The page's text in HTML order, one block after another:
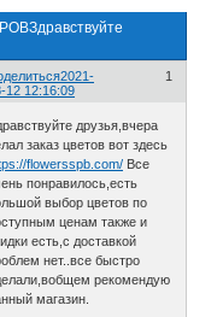
1
2021-
12 12:16:09
друзья,вчера
заказ цветов вот здесь
flowersspb.com/ Все
понравилось,есть
выбор цветов по
ценам также и
есть,с доставкой
нет..все быстро
рекомендую
магазин.